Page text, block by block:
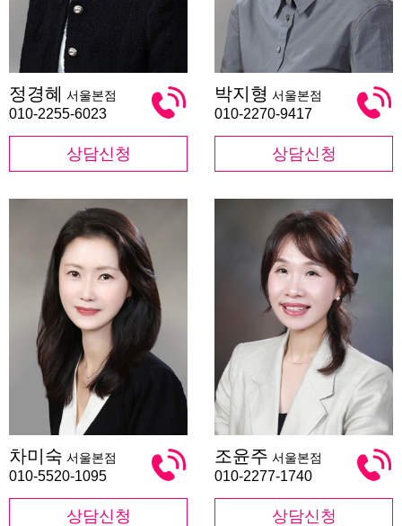
경
혜
정경혜 서울본점
010-2255-6023
상담신청
지
형
박지형 서울본점
010-2270-9417
상담신청
미
숙
차미숙 서울본점
010-5520-1095
상담신청
윤
주
조윤주 서울본점
010-2277-1740
상담신청